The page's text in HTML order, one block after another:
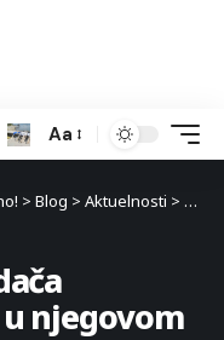
Aa
> Blog > Aktuelnosti > Crna
njegovom